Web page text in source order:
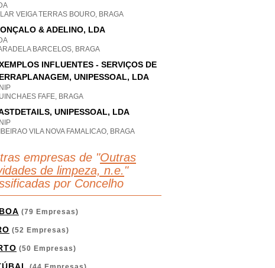
VEIGA TERRAS BOURO, BRAGA
& ADELINO, LDA
BARCELOS, BRAGA
INFLUENTES - SERVIÇOS DE
UNIPESSOAL, LDA
FAFE, BRAGA
UNIPESSOAL, LDA
VILA NOVA FAMALICAO, BRAGA
empresas de "Outras
de limpeza, n.e. "
por Concelho
(79 Empresas)
(52 Empresas)
(50 Empresas)